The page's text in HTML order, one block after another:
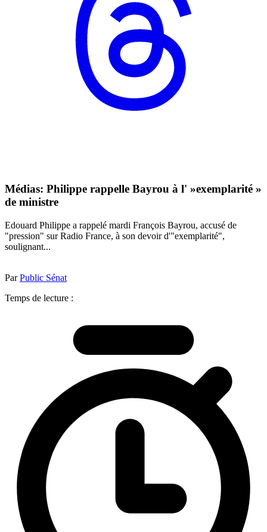
Médias: Philippe rappelle Bayrou à l' »exemplarité »
de ministre
Edouard Philippe a rappelé mardi François Bayrou, accusé de
"pression" sur Radio France, à son devoir d'"exemplarité",
soulignant...
ParPublic Sénat
Temps de lecture :